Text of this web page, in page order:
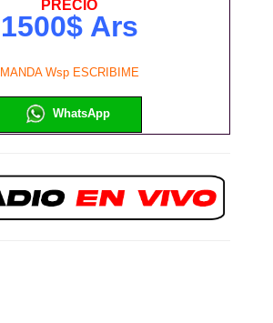
PRECIO
1500$ Ars
MANDA Wsp ESCRIBIME
WhatsApp